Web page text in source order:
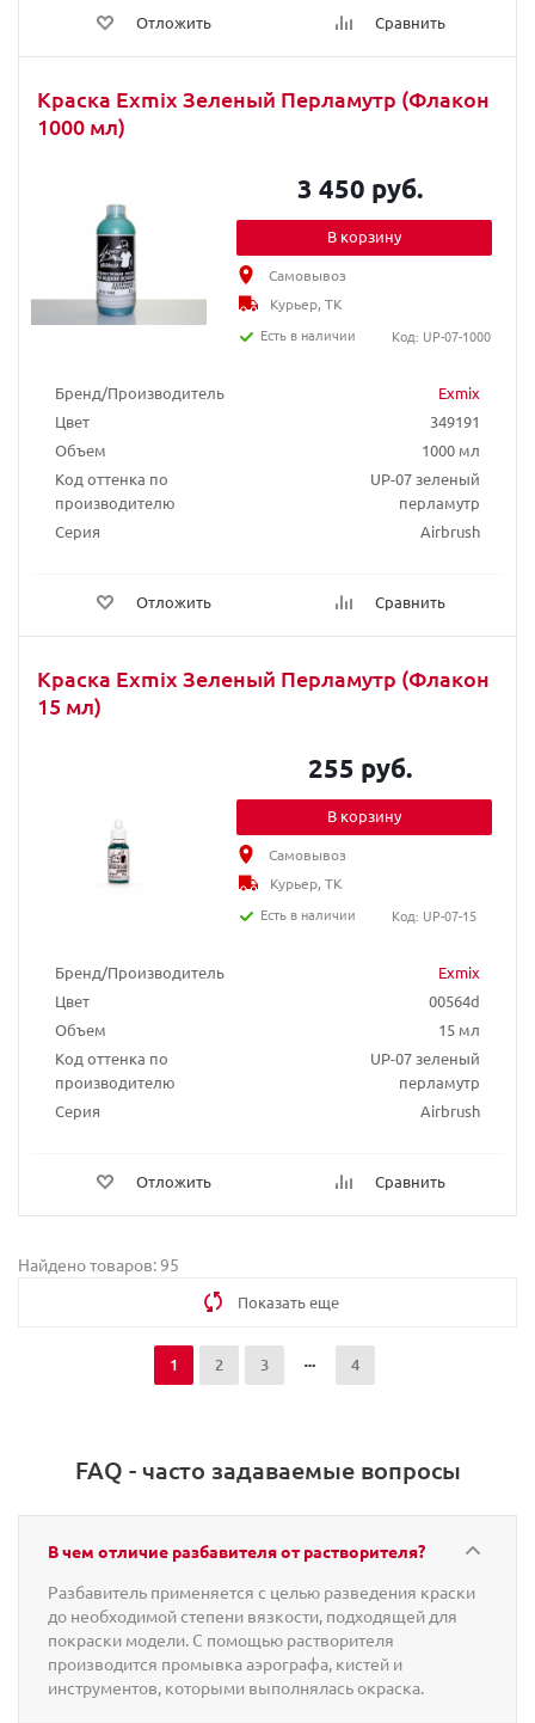
Отложить Сравнить
Краска Exmix Зеленый Перламутр (Флакон
1000 мл)
Бренд/Производитель
Exmix
Цвет
349191
Объем
1000 мл
Код оттенка по
производителю
UP-07 зеленый
перламутр
Серия
Airbrush
Отложить Сравнить
3 450 руб.
В корзину
Самовывоз
Курьер, ТК
Есть в наличии
Код: UP-07-1000
Краска Exmix Зеленый Перламутр (Флакон
15 мл)
Бренд/Производитель
Exmix
Цвет
00564d
Объем
15 мл
Код оттенка по
производителю
UP-07 зеленый
перламутр
Серия
Airbrush
Отложить Сравнить
255 руб.
В корзину
Самовывоз
Курьер, ТК
Есть в наличии
Код: UP-07-15
Найдено товаров: 95
Показать еще
1 2 3 4
FAQ - часто задаваемые вопросы
В чем отличие разбавителя от растворителя?
Разбавитель применяется с целью разведения краски
до необходимой степени вязкости, подходящей для
покраски модели. С помощью растворителя
производится промывка аэрографа, кистей и
инструментов, которыми выполнялась окраска.